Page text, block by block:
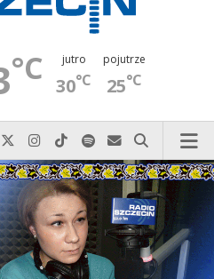
°C jutro
30°C
pojutrze
25°C
po prostu do nas zadzwoń
Odwiedź nas na Facebook-u
Odwiedź nas na X
Odwiedź nas na Instagram-ie
Odwiedź nas na TikTok-u
Szukaj nas na Spotify
Wyślij do nas
Szukaj